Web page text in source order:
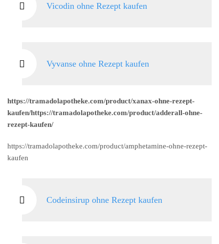
Vicodin ohne Rezept kaufen
Vyvanse ohne Rezept kaufen
https://tramadolapotheke.com/product/xanax-ohne-rezept-
kaufen/https://tramadolapotheke.com/product/adderall-ohne-
rezept-kaufen/
https://tramadolapotheke.com/product/amphetamine-ohne-rezept-
kaufen
Codeinsirup ohne Rezept kaufen